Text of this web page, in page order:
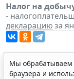
Налог на
-
декларациюза
Мы обрабатываем
браузера и